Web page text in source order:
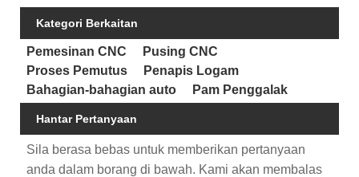
Kategori Berkaitan
Pemesinan CNC
Pusing CNC
Proses Pemutus
Penapis Logam
Bahagian-bahagian auto
Pam Penggalak
Hantar Pertanyaan
Sila berasa bebas untuk memberikan pertanyaan
anda dalam borang di bawah. Kami akan membalas